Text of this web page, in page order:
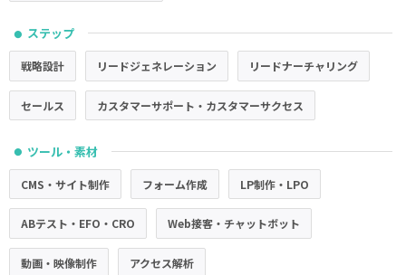
● ステップ
戦略設計 リードジェネレーション リードナーチャリング
セールス カスタマーサポート・カスタマーサクセス
● ツール・素材
CMS・サイト制作 フォーム作成 LP制作・LPO
ABテスト・EFO・CRO Web接客・チャットボット
動画・映像制作 アクセス解析